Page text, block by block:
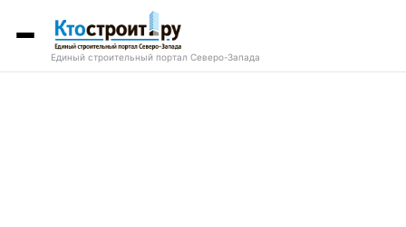
Единый строительный портал Северо-Запада